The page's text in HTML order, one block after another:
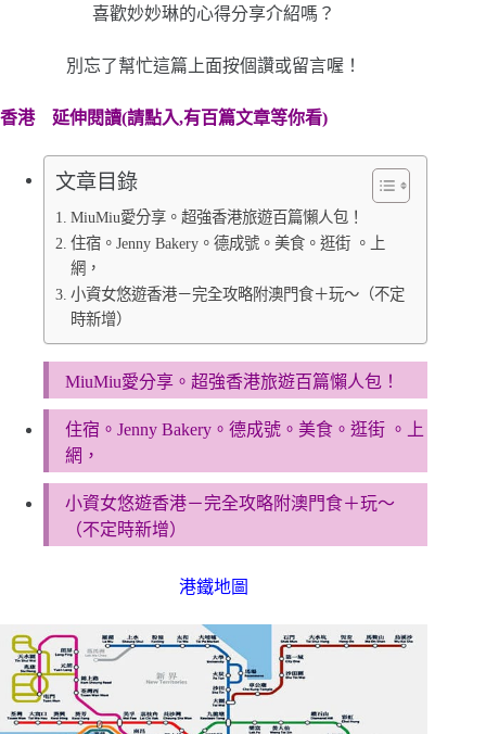
喜歡妙妙琳的心得分享介紹嗎？
別忘了幫忙這篇上面按個讚或留言喔！
香港 延伸閱讀(請點入,有百篇文章等你看)
文章目錄
MiuMiu愛分享。超強香港旅遊百篇懶人包！
住宿。Jenny Bakery。德成號。美食。逛街 。上
網，
小資女悠遊香港－完全攻略附澳門食＋玩～（不定
時新增）
MiuMiu愛分享。超強香港旅遊百篇懶人包！
住宿。Jenny Bakery。德成號。美食。逛街 。上
網，
小資女悠遊香港－完全攻略附澳門食＋玩～
（不定時新增）
港鐵地圖